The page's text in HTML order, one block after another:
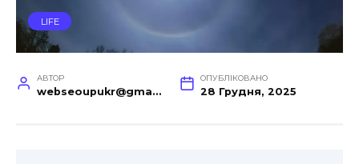
LIFE
АВТОР
webseoupukr@gmail.com
ОПУБЛІКОВАНО
28 Грудня, 2025